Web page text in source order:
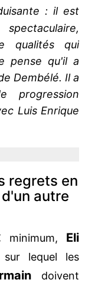
: il est
qualités qui
pense qu'il a
Dembélé. Il a
progression
Luis Enrique
regrets en
autre
Eli
lequel les
doivent